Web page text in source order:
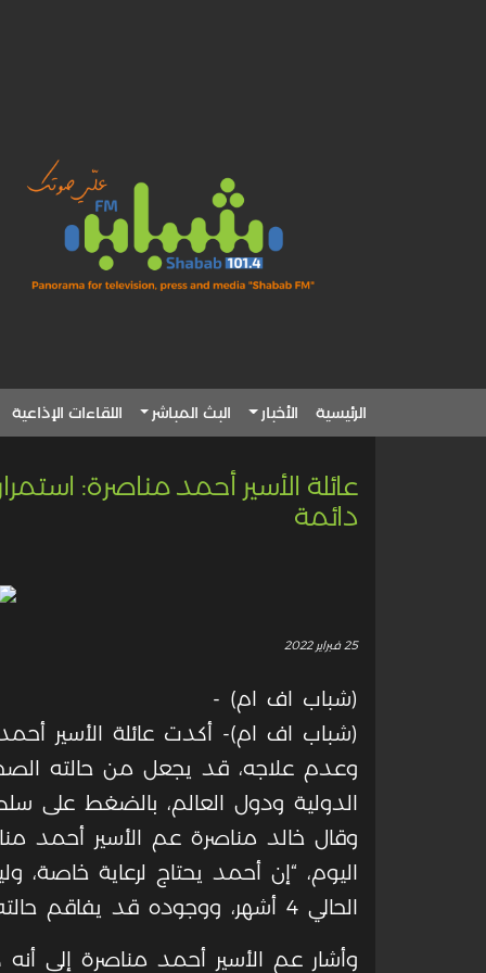
الرئيسية الأخبار البث المباشر اللقاءات الإذاعية
عائلة الأسير أحمد مناصرة:
دائمة
25 فبراير 2022
(شباب اف ام) -
(شباب اف ام)- أكدت عائلة الأسير
وعدم علاجه، قد يجعل من حالته
الدولية ودول العالم، بالضغط على
وقال خالد مناصرة عم الأسير أحمد
اليوم، “إن أحمد يحتاج لرعاية
الحالي 4 أشهر، ووجوده قد يفاقم حالته مستقبلاً وتكون حالة دائمة لا سمح الله”.